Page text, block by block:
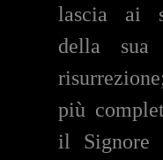
lascia ai
della sua
più
il Signore